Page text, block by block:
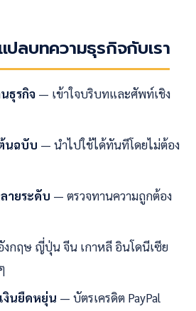
ปลบทความธุรกิจกับเรา
ธุรกิจ — เข้าใจบริบทและศัพท์เชิง
นฉบับ — นำไปใช้ได้ทันทีโดยไม่ต้อง
ายระดับ — ตรวจทานความถูกต้อง
กฤษ ญี่ปุ่น จีน เกาหลี อินโดนีเซีย
งินยืดหยุ่น — บัตรเครดิต PayPal